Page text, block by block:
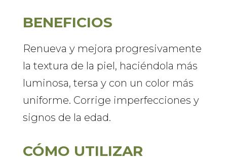
BENEFICIOS
Renueva y mejora progresivamente
la textura de la piel, haciéndola más
luminosa, tersa y con un color más
uniforme. Corrige imperfecciones y
signos de la edad.
CÓMO UTILIZAR